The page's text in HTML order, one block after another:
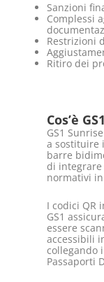
Sanzioni
Complessi
Restrizioni
Ritiro dei
Cos’è
GS1
a sostituire
barre
di
normativi
I codici QR
GS1
essere
accessibili
collegando
Passaporti